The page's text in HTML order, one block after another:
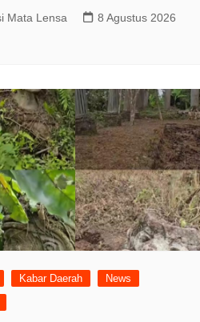
Mata Lensa
8 Agustus 2026
Kabar Daerah
News